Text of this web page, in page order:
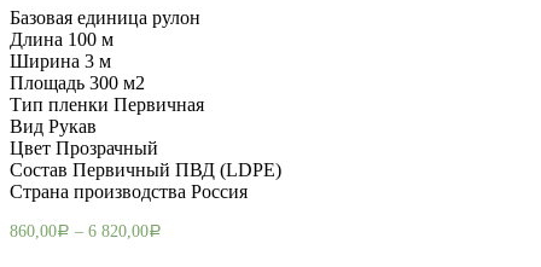
Базовая единица рулон
Длина 100 м
Ширина 3 м
Площадь 300 м2
Тип пленки Первичная
Вид Рукав
Цвет Прозрачный
Состав Первичный ПВД (LDPE)
Страна производства Россия
860,00Р – 6 820,00Р